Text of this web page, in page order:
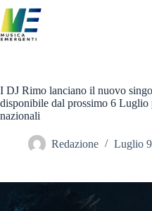
al
contenuto
I DJ Rimo lanciano il nuovo
disponibile dal prossimo 6 Luglio
nazionali
Redazione Luglio